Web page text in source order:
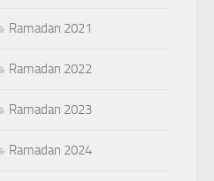
Ramadan 2021
Ramadan 2022
Ramadan 2023
Ramadan 2024